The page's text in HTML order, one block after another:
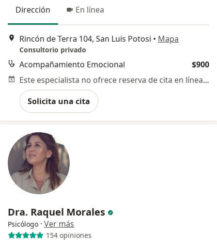
Dirección En línea
Rincón de Terra 104, San Luis Potosi • Mapa
Consultorio privado
Acompañamiento Emocional
$900
Este especialista no ofrece reserva de cita en línea en esta dirección.
Solicita una cita
Dra. Raquel Morales
Psicólogo · Ver más
154 opiniones